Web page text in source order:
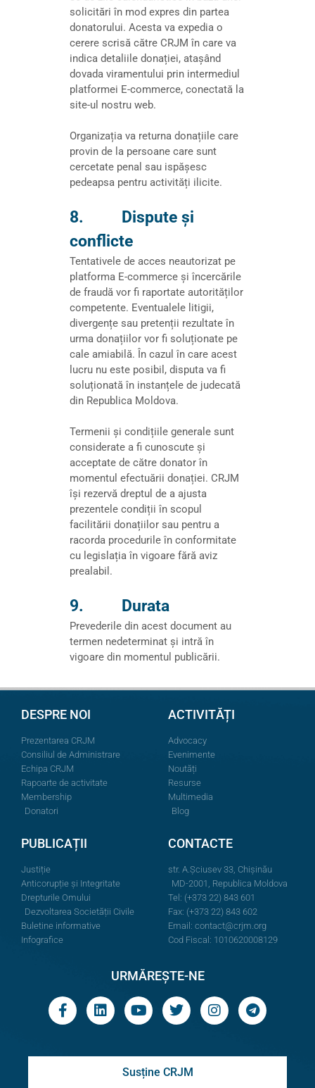
solicitări în mod expres din partea
donatorului. Acesta va expedia o
cerere scrisă către CRJM în care va
indica detaliile donației, atașând
dovada viramentului prin intermediul
platformei E-commerce, conectată la
site-ul nostru web.
Organizația va returna donațiile care
provin de la persoane care sunt
cercetate penal sau ispășesc
pedeapsa pentru activități ilicite.
8. Dispute și
conflicte
Tentativele de acces neautorizat pe
platforma E-commerce și încercările
de fraudă vor fi raportate autorităților
competente. Eventualele litigii,
divergențe sau pretenții rezultate în
urma donațiilor vor fi soluționate pe
cale amiabilă. În cazul în care acest
lucru nu este posibil, disputa va fi
soluționată în instanțele de judecată
din Republica Moldova.
Termenii și condițiile generale sunt
considerate a fi cunoscute și
acceptate de către donator în
momentul efectuării donației. CRJM
își rezervă dreptul de a ajusta
prezentele condiții în scopul
facilitării donațiilor sau pentru a
racorda procedurile în conformitate
cu legislația în vigoare fără aviz
prealabil.
9. Durata
Prevederile din acest document au
termen nedeterminat și intră în
vigoare din momentul publicării.
DESPRE NOI
Prezentarea CRJM
Consiliul de Administrare
Echipa CRJM
Rapoarte de activitate
Membership
Donatori
ACTIVITĂȚI
Advocacy
Evenimente
Noutăți
Resurse
Multimedia
Blog
PUBLICAȚII
Justiție
Anticorupție și Integritate
Drepturile Omului
Dezvoltarea Societății Civile
Buletine informative
Infografice
CONTACTE
str. A.Şciusev 33, Chișinău
MD-2001, Republica Moldova
Tel: (+373 22) 843 601
Fax: (+373 22) 843 602
Email: contact@crjm.org
Cod Fiscal: 1010620008129
URMĂREȘTE-NE
Susține CRJM